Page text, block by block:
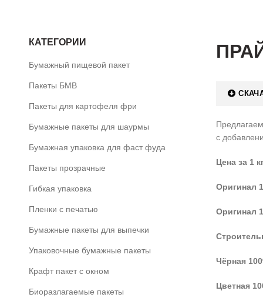
с
Цена за 1
Оригинал
Оригинал
Чёрная
Цветная
КАТЕГОРИИ
Бумажный пищевой пакет
Пакеты БМВ
Пакеты для картофеля фри
Бумажные пакеты для шаурмы
Бумажная упаковка для фаст фуда
Пакеты прозрачные
Гибкая упаковка
Пленки с печатью
Бумажные пакеты для выпечки
Упаковочные бумажные пакеты
Крафт пакет с окном
Биоразлагаемые пакеты